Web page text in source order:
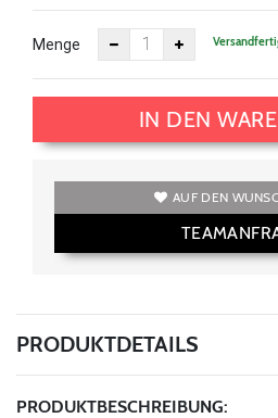
Menge
IN DEN
AUF DEN
PRODUKTDETAILS
PRODUKTBESCHREIBUNG: